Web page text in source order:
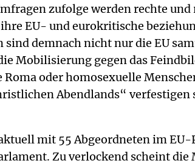
zufolge werden rechte
EU- und eurokritische
sind demnach nicht nur die EU
Mobilisierung gegen das
oder homosexuelle
Abendlands“
mit 55 Abgeordneten im
Zu verlockend scheint die